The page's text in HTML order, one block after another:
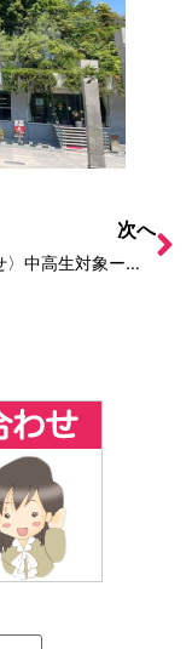
次へ
〈お知らせ〉中高生対象ー夏休みに保育のお仕事を体験してみませんか？